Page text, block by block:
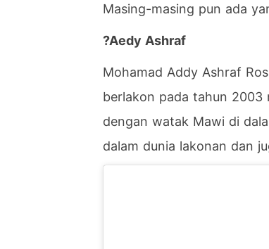
Masing-masing pun ada
?Aedy Ashraf
Mohamad Addy Ashraf
berlakon pada tahun 2003
dengan watak Mawi di
dalam dunia lakonan dan